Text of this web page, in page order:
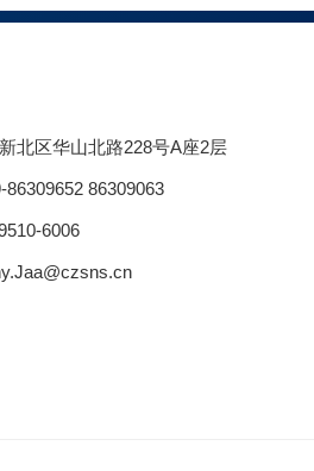
北区华山北路228号A座2层
86309652 86309063
6006